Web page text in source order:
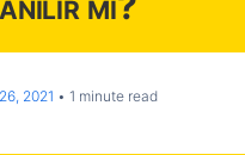
2021 1 minute read